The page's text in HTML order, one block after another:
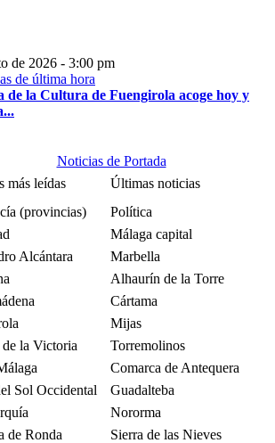
de 2026 - 3:00 pm
de la Cultura de Fuengirola acoge hoy y
Noticias de Portada
más leídas
Últimas noticias
(provincias)
Política
Málaga capital
Alcántara
Marbella
Alhaurín de la Torre
Cártama
Mijas
la Victoria
Torremolinos
Comarca de Antequera
Sol Occidental
Guadalteba
Nororma
de Ronda
Sierra de las Nieves